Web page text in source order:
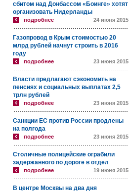
сбитом над Донбассом «Боинге» хотят
организовать Нидерланды
подробнее 24 июня 2015
Газопровод в Крым стоимостью 20
млрд рублей начнут строить в 2016
году
подробнее 23 июня 2015
Власти предлагают сэкономить на
пенсиях и социальных выплатах 2,5
трлн рублей
подробнее 23 июня 2015
Санкции ЕС против России продлены
на полгода
подробнее 23 июня 2015
Столичные полицейские ограбили
задержанного по дороге в отдел
подробнее 19 июня 2015
В центре Москвы на два дня